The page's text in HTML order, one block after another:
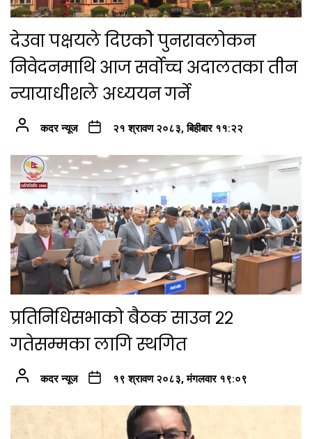
देउवा पक्षयले दिएकोे पुनरावलोकन
निवेदनमाथि आज सर्वोच्च अदालतका तीन
न्यायाधीशले अध्ययन गर्ने
कदर न्यूज २१ श्रावण २०८३, बिहीबार ११:२२
प्रतिनिधिसभाको बैठक साउन २२
गतेसम्मका लागि स्थगित
कदर न्यूज १९ श्रावण २०८३, मंगलवार १९:०९